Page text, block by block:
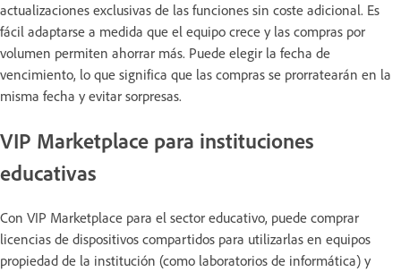
actualizaciones exclusivas de las funciones sin coste adicional. Es
fácil adaptarse a medida que el equipo crece y las compras por
volumen permiten ahorrar más. Puede elegir la fecha de
vencimiento, lo que significa que las compras se prorratearán en la
misma fecha y evitar sorpresas.
VIP Marketplace para instituciones
educativas
Con VIP Marketplace para el sector educativo, puede comprar
licencias de dispositivos compartidos para utilizarlas en equipos
propiedad de la institución (como laboratorios de informática) y